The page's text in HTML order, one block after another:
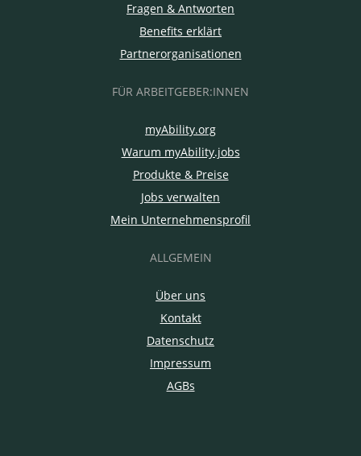
Fragen & Antworten
Benefits erklärt
Partnerorganisationen
FÜR ARBEITGEBER:INNEN
myAbility.org
Warum myAbility.jobs
Produkte & Preise
Jobs verwalten
Mein Unternehmensprofil
ALLGEMEIN
Über uns
Kontakt
Datenschutz
Impressum
AGBs